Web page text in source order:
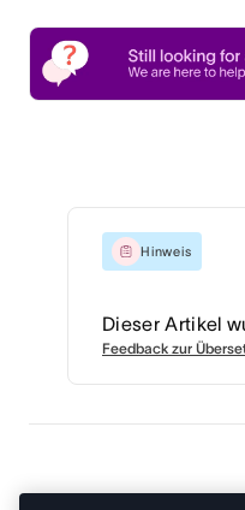
Hinweis
Dieser Artikel
Feedback zur